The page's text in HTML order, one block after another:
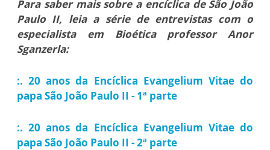
Para saber mais sobre a encíclica de São João
Paulo II, leia a série de entrevistas com o
especialista em Bioética professor Anor
Sganzerla:
:. 20 anos da Encíclica Evangelium Vitae do
papa São João Paulo II - 1ª parte
:. 20 anos da Encíclica Evangelium Vitae do
papa São João Paulo II - 2ª parte